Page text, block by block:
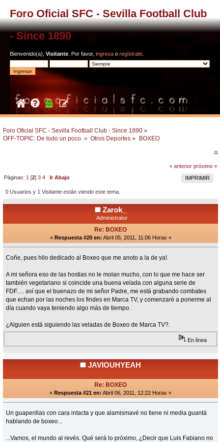
Foro Oficial SFC - Sevilla Football Club
- Since 1890
Bienvenido(a), Visitante . Por favor, ingresa o regístrate
Foro Oficial SFC - Sevilla Football Club - Since 1890 »
OFF-TOPIC: De todo un poco. » Otros Deportes » BOXEO
« anterior próximo »
IMPRIMIR
Páginas: 1 [2]3 4 Ir Abajo
0 Usuarios y 1 Visitante están viendo este tema.
Zarok_
Administrator
Re: BOXEO
« Respuesta #20 en: Abril 05, 2011, 11:06 Horas »
Coñe, pues hilo dedicado al Boxeo que me anoto a la de ya!.
A mi señora eso de las hostias no le molan mucho, con lo que me hace ser
también vegetariano si coincide una buena velada con alguna serie de
FDF..... así que el buenazo de mi señor Padre, me está grabando combates
que echan por las noches los findes en Marca TV, y comenzaré a ponerme al
día cuando vaya teniendo algo más de tiempo.
¿Alguien está siguiendo las veladas de Boxeo de Marca TV?.
En línea
JAVIOUHYEAH
Re: BOXEO
« Respuesta #21 en: Abril 06, 2011, 12:22 Horas »
Un guaperillas con cara intacta y que alamismavé no tiene ni media guantá
hablando de boxeo...
...Vamos, el mundo al revés. Qué será lo próximo, ¿Decir que Luis Fabiano no